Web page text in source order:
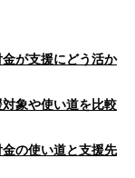
が支援にどう活か
象や使い道を比較
の使い道と支援先